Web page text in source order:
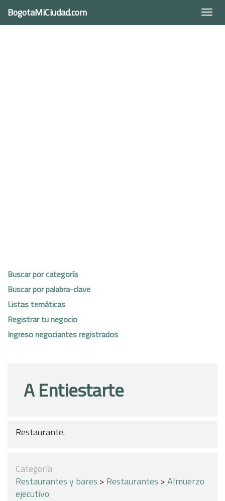
BogotaMiCiudad.com
Buscar por categoría
Buscar por palabra-clave
Listas temáticas
Registrar tu negocio
Ingreso negociantes registrados
A Entiestarte
Restaurante.
Categoría
Restaurantes y bares > Restaurantes >Almuerzo
ejecutivo